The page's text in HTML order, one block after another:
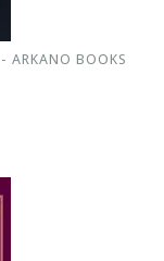
ARKANO BOOKS